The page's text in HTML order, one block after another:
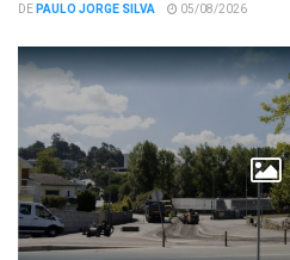
DEPAULO JORGE SILVA 05/08/2026